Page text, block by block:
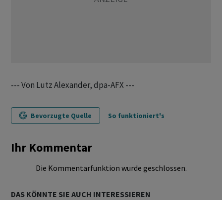
--- Von Lutz Alexander, dpa-AFX ---
Bevorzugte Quelle So funktioniert's
Ihr Kommentar
Die Kommentarfunktion wurde geschlossen.
DAS KÖNNTE SIE AUCH INTERESSIEREN